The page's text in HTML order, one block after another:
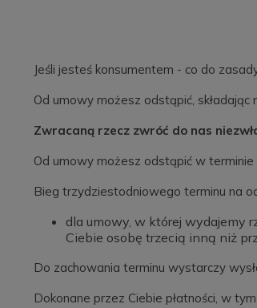
Jeśli jesteś konsumentem - co do
Od umowy możesz odstąpić, składając
Zwracaną rzecz zwróć do nas
Od umowy możesz odstąpić w terminie
Bieg trzydziestodniowego terminu na
dla umowy, w której wydajemy
Ciebie osobę trzecią inną niż
Do zachowania terminu wystarczy
Dokonane przez Ciebie płatności, w